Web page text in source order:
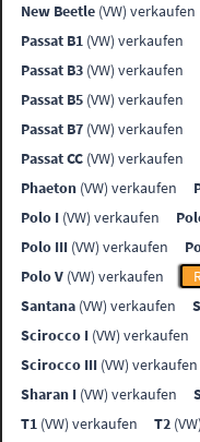
New Beetle (VW) verkaufen
Passat B1 (VW) verkaufen
Passat B3 (VW) verkaufen
Passat B5 (VW) verkaufen
Passat B7 (VW) verkaufen
Passat CC (VW) verkaufen
Phaeton (VW) verkaufen
Polo I (VW) verkaufen
Polo III (VW) verkaufen
Polo V (VW) verkaufen
Santana (VW) verkaufen
Scirocco I (VW) verkaufen
Scirocco III (VW) verkaufen
Sharan I (VW) verkaufen
T1 (VW) verkaufen T2